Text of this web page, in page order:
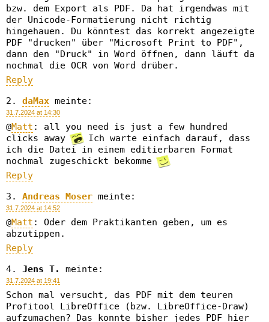
bzw. dem Export als PDF. Da hat irgendwas mit
der Unicode-Formatierung nicht richtig
hingehauen. Du könntest das korrekt angezeigte
PDF "drucken" über "Microsoft Print to PDF",
dann den "Druck" in Word öffnen, dann läuft da
nochmal die OCR von Word drüber.
Reply
daMax meinte:
31.7.2024 at 14:30
@Matt : all you need is just a few hundred
clicks away
Ich warte einfach darauf, dass
ich die Datei in einem editierbaren Format
nochmal zugeschickt bekomme
Reply
Andreas Moser meinte:
31.7.2024 at 14:52
@Matt : Oder dem Praktikanten geben, um es
abzutippen.
Reply
Jens T.
meinte:
31.7.2024 at 19:41
Schon mal versucht, das PDF mit dem teuren
Profitool LibreOffice (bzw. LibreOffice-Draw)
aufzumachen? Das konnte bisher jedes PDF hier